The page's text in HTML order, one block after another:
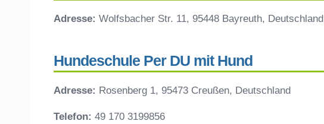
Adresse: Wolfsbacher Str. 11, 95448 Bayreuth, Deutschland
Hundeschule Per DU mit Hund
Adresse: Rosenberg 1, 95473 Creußen, Deutschland
Telefon: 49 170 3199856